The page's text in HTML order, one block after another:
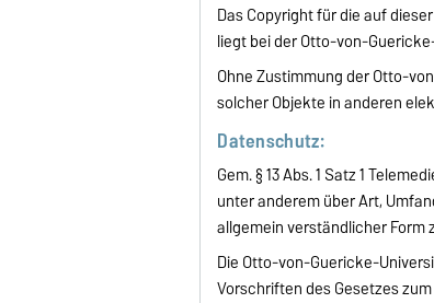
Das Copyright für die auf
liegt bei der Otto-von-
Ohne Zustimmung der Otto-
solcher Objekte in anderen
Datenschutz:
Gem. § 13 Abs. 1 Satz 1
unter anderem über Art,
allgemein verständlicher
Die Otto-von-Guericke-
Vorschriften des Gesetzes